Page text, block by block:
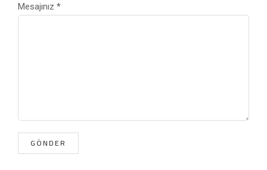
Mesajınız *